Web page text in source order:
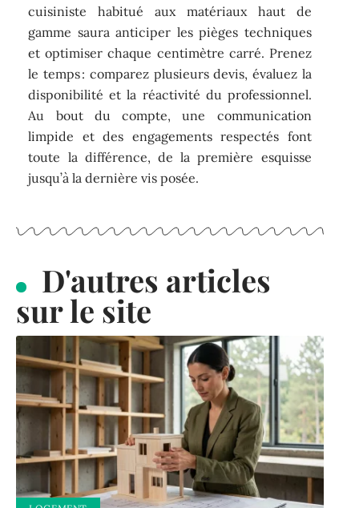
cuisiniste habitué aux matériaux haut de
gamme saura anticiper les pièges techniques
et optimiser chaque centimètre carré. Prenez
le temps : comparez plusieurs devis, évaluez la
disponibilité et la réactivité du professionnel.
Au bout du compte, une communication
limpide et des engagements respectés font
toute la différence, de la première esquisse
jusqu’à la dernière vis posée.
D'autres articles
sur le site